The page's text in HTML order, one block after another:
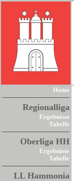
Home
Regionalliga
Ergebnisse
Tabelle
Oberliga HH
Ergebnisse
Tabelle
LL Hammonia